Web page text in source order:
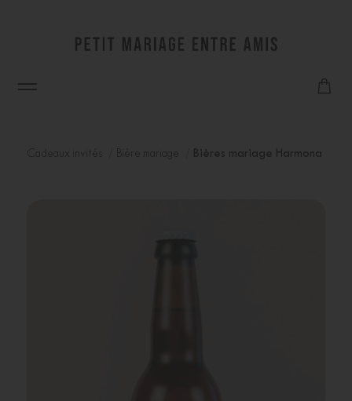
Cadeaux invités Bière mariage Bières mariage Harmona